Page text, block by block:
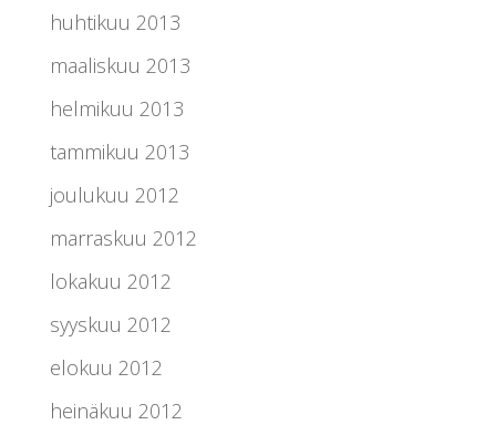
huhtikuu 2013
maaliskuu 2013
helmikuu 2013
tammikuu 2013
joulukuu 2012
marraskuu 2012
lokakuu 2012
syyskuu 2012
elokuu 2012
heinäkuu 2012